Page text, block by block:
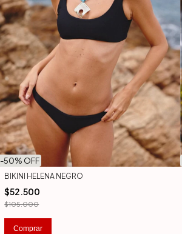
-50% OFF
BIKINI HELENA NEGRO
$52.500
$105.000
Comprar